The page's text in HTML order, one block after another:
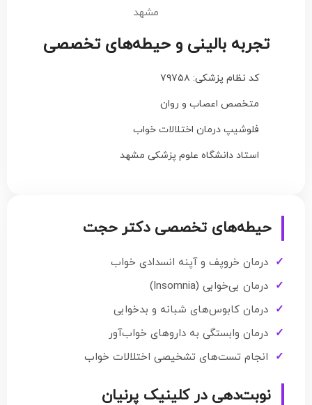
مشهد
تجربه بالینی و حیطه‌های تخصصی
کد نظام پزشکی: ۷۹۷۵۸
متخصص اعصاب و روان
فلوشیپ درمان اختلالات خواب
استاد دانشگاه علوم پزشکی مشهد
حیطه‌های تخصصی دکتر حجت
درمان خروپف و آپنه انسدادی خواب
درمان بی‌خوابی (Insomnia)
درمان کابوس‌های شبانه و بدخوابی
درمان وابستگی به داروهای خواب‌آور
انجام تست‌های تشخیصی اختلالات خواب
نوبت‌دهی در کلینیک پرنیان